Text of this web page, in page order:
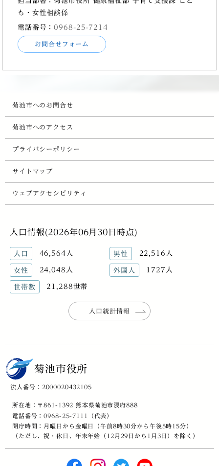
も・女性相談係
電話番号：0968-25-7214
お問合せフォーム
菊池市へのお問合せ
菊池市へのアクセス
プライバシーポリシー
サイトマップ
ウェブアクセシビリティ
人口情報(2026年06月30日時点)
人口 46,564人 男性 22,516人
女性 24,048人 外国人 1727人
世帯数 21,288世帯
人口統計情報
菊池市役所
法人番号：2000020432105
所在地：〒861-1392 熊本県菊池市隈府888
電話番号：0968-25-7111
（代表）
開庁時間：月曜日から金曜日（午前8時30分から午後5時15分）
（ただし、祝・休日、年末年始（12月29日から1月3日）を除く）